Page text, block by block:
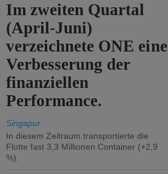
Im zweiten Quartal
(April-Juni)
verzeichnete ONE eine
Verbesserung der
finanziellen
Performance.
Singapur
In diesem Zeitraum transportierte die
Flotte fast 3,3 Millionen Container (+2,9
%).